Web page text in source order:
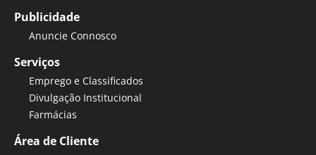
Publicidade
Anuncie Connosco
Serviços
Emprego e Classificados
Divulgação Institucional
Farmácias
Área de Cliente